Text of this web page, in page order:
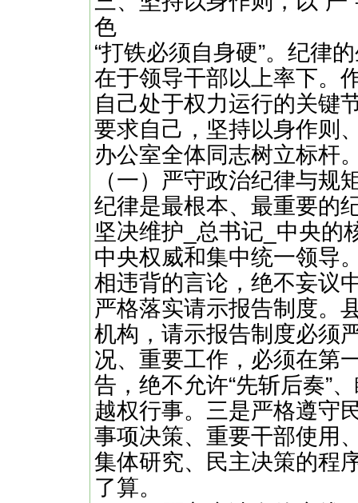
色
“打铁必须自身硬”。纪律
在于领导干部以上率下。
自己处于权力运行的关键
要求自己，坚持以身作则
办公室全体同志树立标杆
（一）严守政治纪律与规
纪律是最根本、最重要的
坚决维护_总书记_中央的
中央权威和集中统一领导
相违背的言论，绝不妄议
严格落实请示报告制度。
机构，请示报告制度必须
况、重要工作，必须在第
告，绝不允许“先斩后奏”
越权行事。三是严格遵守
事项决策、重要干部使用
集体研究、民主决策的程
了算。